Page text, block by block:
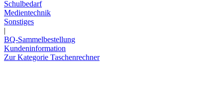
Schulbedarf
Medientechnik
Sonstiges
|
BQ-Sammelbestellung
Kundeninformation
Zur Kategorie Taschenrechner